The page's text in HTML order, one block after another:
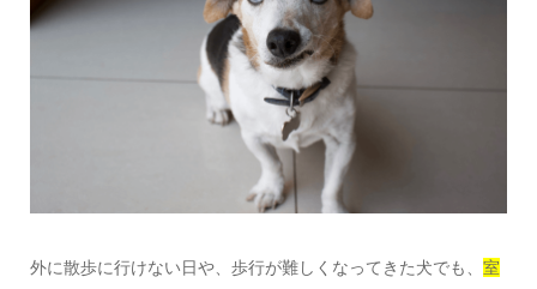
外に散歩に行けない日や、歩行が難しくなってきた犬でも、 室